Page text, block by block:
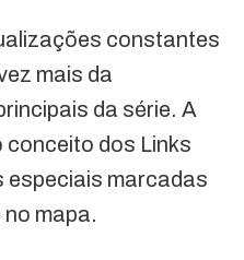
constantes
mais da
da série. A
conceito dos Links
especiais marcadas
mapa.